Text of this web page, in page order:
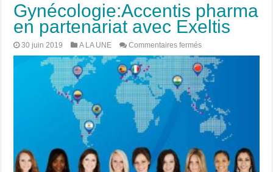
Gynécologie:Accentis pharma
en partenariat avec Exeltis
30 juin 2019 A LA UNE Commentaires ferméssur
pharma
en
partenariat
avec
Exeltis